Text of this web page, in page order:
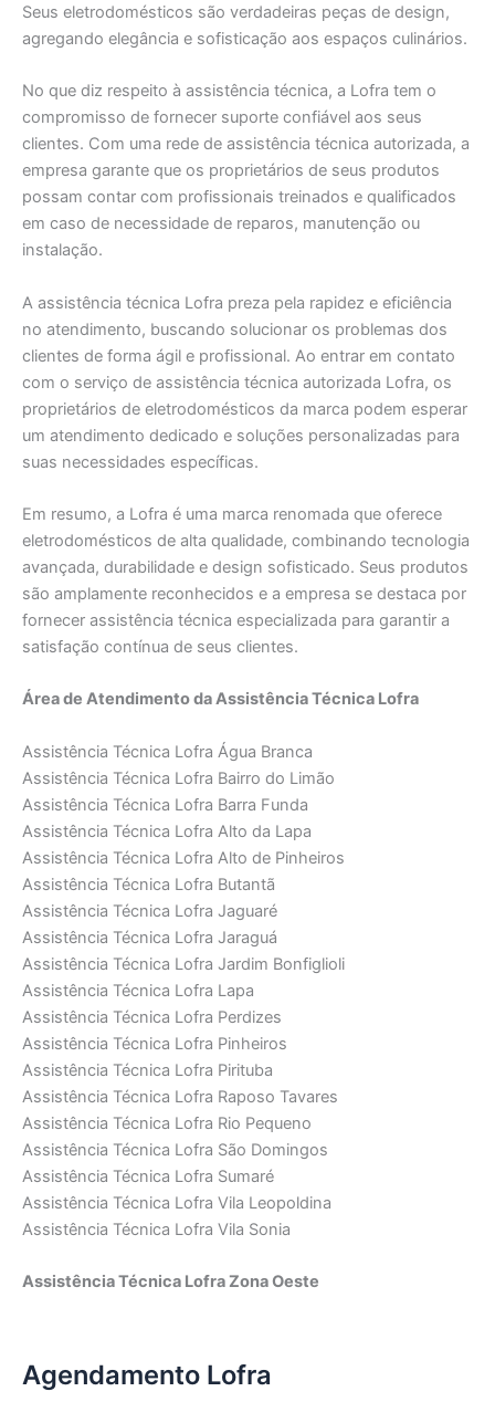
Seus eletrodomésticos são verdadeiras peças de design,
agregando elegância e sofisticação aos espaços culinários.
No que diz respeito à assistência técnica, a Lofra tem o
compromisso de fornecer suporte confiável aos seus
clientes. Com uma rede de assistência técnica autorizada, a
empresa garante que os proprietários de seus produtos
possam contar com profissionais treinados e qualificados
em caso de necessidade de reparos, manutenção ou
instalação.
A assistência técnica Lofra preza pela rapidez e eficiência
no atendimento, buscando solucionar os problemas dos
clientes de forma ágil e profissional. Ao entrar em contato
com o serviço de assistência técnica autorizada Lofra, os
proprietários de eletrodomésticos da marca podem esperar
um atendimento dedicado e soluções personalizadas para
suas necessidades específicas.
Em resumo, a Lofra é uma marca renomada que oferece
eletrodomésticos de alta qualidade, combinando tecnologia
avançada, durabilidade e design sofisticado. Seus produtos
são amplamente reconhecidos e a empresa se destaca por
fornecer assistência técnica especializada para garantir a
satisfação contínua de seus clientes.
Área de Atendimento da Assistência Técnica Lofra
Assistência Técnica Lofra Água Branca
Assistência Técnica Lofra Bairro do Limão
Assistência Técnica Lofra Barra Funda
Assistência Técnica Lofra Alto da Lapa
Assistência Técnica Lofra Alto de Pinheiros
Assistência Técnica Lofra Butantã
Assistência Técnica Lofra Jaguaré
Assistência Técnica Lofra Jaraguá
Assistência Técnica Lofra Jardim Bonfiglioli
Assistência Técnica Lofra Lapa
Assistência Técnica Lofra Perdizes
Assistência Técnica Lofra Pinheiros
Assistência Técnica Lofra Pirituba
Assistência Técnica Lofra Raposo Tavares
Assistência Técnica Lofra Rio Pequeno
Assistência Técnica Lofra São Domingos
Assistência Técnica Lofra Sumaré
Assistência Técnica Lofra Vila Leopoldina
Assistência Técnica Lofra Vila Sonia
Assistência Técnica Lofra Zona Oeste
Agendamento Lofra